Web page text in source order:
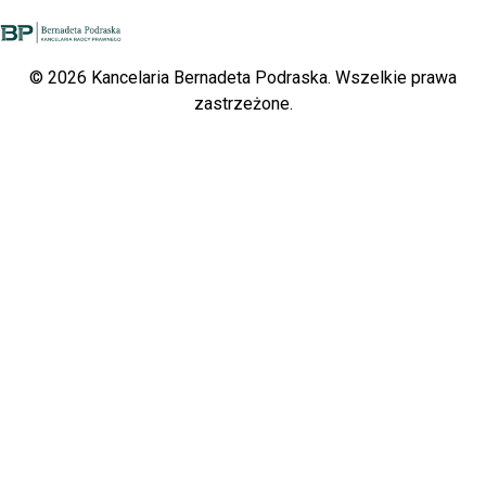
© 2026 Kancelaria Bernadeta Podraska. Wszelkie prawa
zastrzeżone.